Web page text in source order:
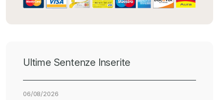
Ultime Sentenze Inserite
06/08/2026